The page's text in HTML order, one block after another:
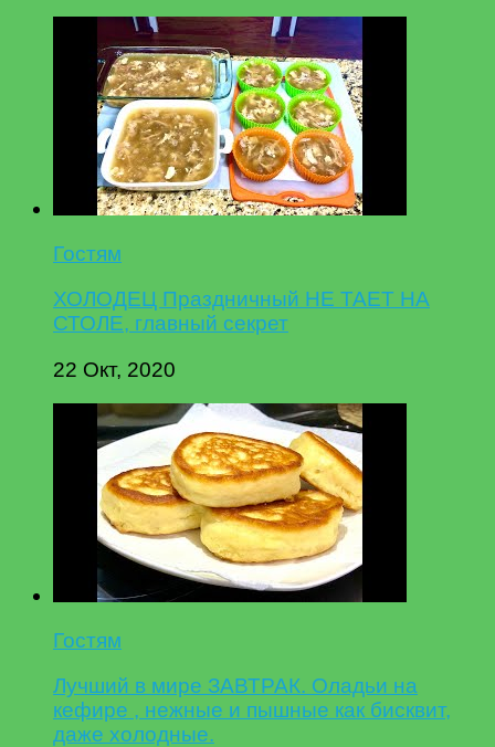
Гостям
ХОЛОДЕЦ Праздничный НЕ ТАЕТ НА
СТОЛЕ, главный секрет
22 Окт, 2020
Гостям
Лучший в мире ЗАВТРАК. Оладьи на
кефире , нежные и пышные как бисквит,
даже холодные.